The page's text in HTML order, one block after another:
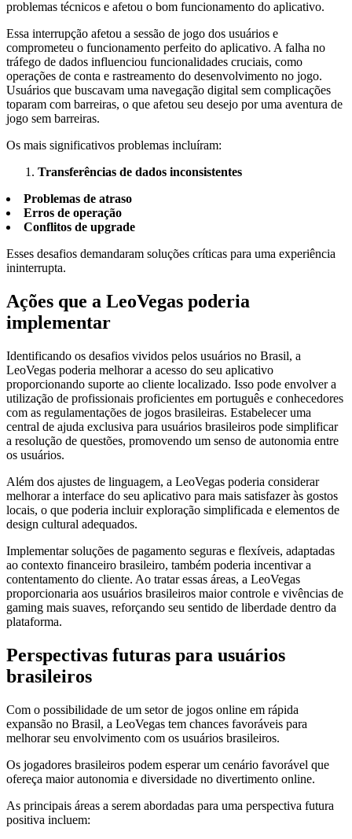
problemas técnicos e afetou o bom funcionamento do aplicativo.
Essa interrupção afetou a sessão de jogo dos usuários e
comprometeu o funcionamento perfeito do aplicativo. A falha no
tráfego de dados influenciou funcionalidades cruciais, como
operações de conta e rastreamento do desenvolvimento no jogo.
Usuários que buscavam uma navegação digital sem complicações
toparam com barreiras, o que afetou seu desejo por uma aventura de
jogo sem barreiras.
Os mais significativos problemas incluíram:
Transferências de dados inconsistentes
Problemas de atraso
Erros de operação
Conflitos de upgrade
Esses desafios demandaram soluções críticas para uma experiência
ininterrupta.
Ações que a LeoVegas poderia
implementar
Identificando os desafios vividos pelos usuários no Brasil, a
LeoVegas poderia melhorar a acesso do seu aplicativo
proporcionando suporte ao cliente localizado. Isso pode envolver a
utilização de profissionais proficientes em português e conhecedores
com as regulamentações de jogos brasileiras. Estabelecer uma
central de ajuda exclusiva para usuários brasileiros pode simplificar
a resolução de questões, promovendo um senso de autonomia entre
os usuários.
Além dos ajustes de linguagem, a LeoVegas poderia considerar
melhorar a interface do seu aplicativo para mais satisfazer às gostos
locais, o que poderia incluir exploração simplificada e elementos de
design cultural adequados.
Implementar soluções de pagamento seguras e flexíveis, adaptadas
ao contexto financeiro brasileiro, também poderia incentivar a
contentamento do cliente. Ao tratar essas áreas, a LeoVegas
proporcionaria aos usuários brasileiros maior controle e vivências de
gaming mais suaves, reforçando seu sentido de liberdade dentro da
plataforma.
Perspectivas futuras para usuários
brasileiros
Com o possibilidade de um setor de jogos online em rápida
expansão no Brasil, a LeoVegas tem chances favoráveis para
melhorar seu envolvimento com os usuários brasileiros.
Os jogadores brasileiros podem esperar um cenário favorável que
ofereça maior autonomia e diversidade no divertimento online.
As principais áreas a serem abordadas para uma perspectiva futura
positiva incluem: